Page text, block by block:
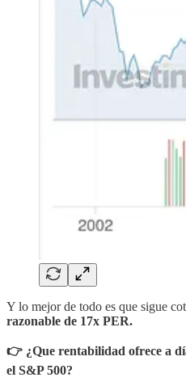
Y lo mejor de todo es que sigue
razonable de 17x PER.
👉 ¿Que rentabilidad ofrece a
el S&P 500?